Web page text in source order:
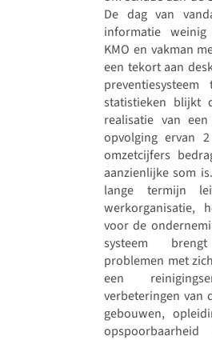
De dag van
informatie
KMO en vakman
een tekort aan
statistieken blijkt
realisatie van een
opvolging ervan
omzetcijfers
aanzienlijke som
lange termijn
werkorganisatie,
voor de
systeem
problemen met
een
verbeteringen van
gebouwen,